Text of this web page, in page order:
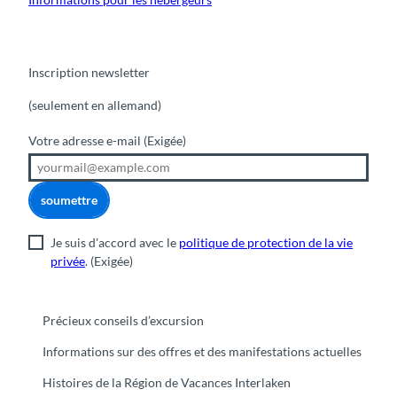
Inscription newsletter
(seulement en allemand)
Votre adresse e-mail (Exigée)
soumettre
Je suis d'accord avec le politique de protection de la vie
privée. (Exigée)
Précieux conseils d’excursion
Informations sur des offres et des manifestations actuelles
Histoires de la Région de Vacances Interlaken